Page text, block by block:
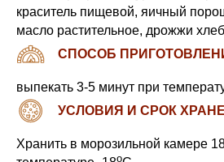
краситель пищевой, яичный
масло растительное, дрожжи
СПОСОБ
выпекать 3-5 минут при
УСЛОВИЯ И СРОК
Хранить в морозильной камере
o